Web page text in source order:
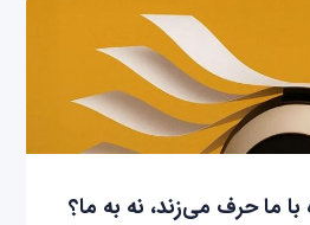
با ما حرف می‌زند، نه به ما؟